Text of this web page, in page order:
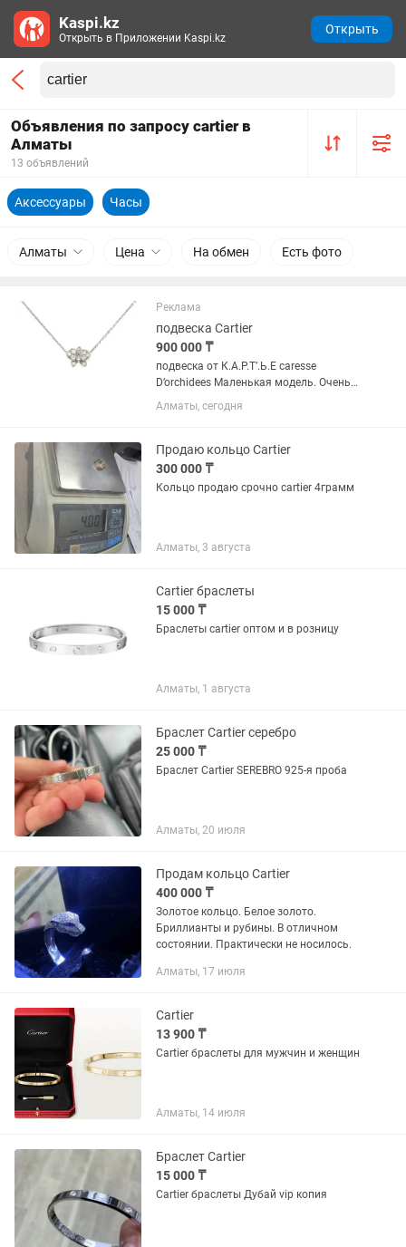
Объявления по запросу cartier в
Алматы
13 объявлений
Аксессуары Часы
Алматы Цена На обмен Есть фото
Реклама
подвеска Cartier
900 000 ₸
подвеска от К.А.Р.Т’.Ь.Е caresse
D’orchidees Маленькая модель. Очень
милая красивая! Белое золото
18карат, бриллианты класс.огранки
цепочка регулируется...
Алматы, сегодня
Продаю кольцо Cartier
300 000 ₸
Кольцо продаю срочно cartier 4грамм
Алматы, 3 августа
Cartier браслеты
15 000 ₸
Браслеты cartier оптом и в розницу
Алматы, 1 августа
Браслет Cartier серебро
25 000 ₸
Браслет Cartier SEREBRO 925-я проба
Алматы, 20 июля
Продам кольцо Cartier
400 000 ₸
Золотое кольцо. Белое золото.
Бриллианты и рубины. В отличном
состоянии. Практически не носилось.
Алматы, 17 июля
Cartier
13 900 ₸
Cartier браслеты для мужчин и женщин
Алматы, 14 июля
Браслет Cartier
15 000 ₸
Cartier браслеты Дубай vip копия
Kaspi.kz
Открыть в Приложении Kaspi.kz
Открыть